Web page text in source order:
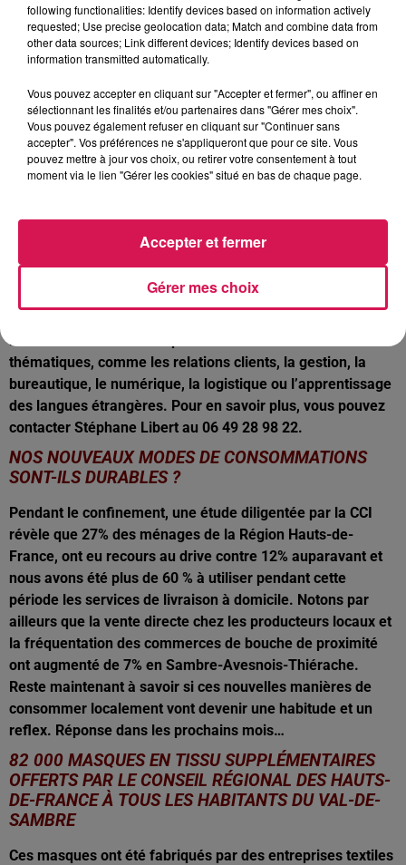
UN PREMIER CONSEIL MUNICIPAL, DEPUIS SON
INSTALLATION, DEMAIN SOIR À FERRIÈRE-LA-
GRANDE
Outre des délibérations concernant la désignation des
délégués dans les différentes instances de la commune, le
nouveau Maire de ferrière, Benoît Courtin, a inscrit à l’ordre
du jour les préparatifs du budget 2020. Les élus devront
DE NOUVELLES FORMATIONS GRATUITES
PROPOSÉES PAR LA CCI DES HAUTS-DE-FRANCE
ET SON ANTENNE DU VAL DE SAMBRE, À FEIGNIES
le Fonds national de l’emploi et abordent différents
thématiques, comme les relations clients, la gestion, la
bureautique, le numérique, la logistique ou l’apprentissage
des langues étrangères. Pour en savoir plus, vous pouvez
contacter Stéphane Libert au 06 49 28 98 22.
NOS NOUVEAUX MODES DE CONSOMMATIONS
SONT-ILS DURABLES ?
Pendant le confinement, une étude diligentée par la CCI
révèle que 27% des ménages de la Région Hauts-de-
France, ont eu recours au drive contre 12% auparavant et
nous avons été plus de 60 % à utiliser pendant cette
période les services de livraison à domicile. Notons par
ailleurs que la vente directe chez les producteurs locaux et
la fréquentation des commerces de bouche de proximité
ont augmenté de 7% en Sambre-Avesnois-Thiérache.
Reste maintenant à savoir si ces nouvelles manières de
consommer localement vont devenir une habitude et un
reflex. Réponse dans les prochains mois…
82 000 MASQUES EN TISSU SUPPLÉMENTAIRES
OFFERTS PAR LE CONSEIL RÉGIONAL DES HAUTS-
DE-FRANCE À TOUS LES HABITANTS DU VAL-DE-
SAMBRE
Ces masques ont été fabriqués par des entreprises textiles
following functionalities: Identify devices based on information actively
requested; Use precise geolocation data; Match and combine data from
other data sources; Link different devices; Identify devices based on
information transmitted automatically.
Vous pouvez accepter en cliquant sur "Accepter et fermer", ou affiner en
sélectionnant les finalités et/ou partenaires dans "Gérer mes choix".
Vous pouvez également refuser en cliquant sur "Continuer sans
accepter". Vos préférences ne s'appliqueront que pour ce site. Vous
pouvez mettre à jour vos choix, ou retirer votre consentement à tout
moment via le lien "Gérer les cookies" situé en bas de chaque page.
Gérer mes choix
Accepter et fermer